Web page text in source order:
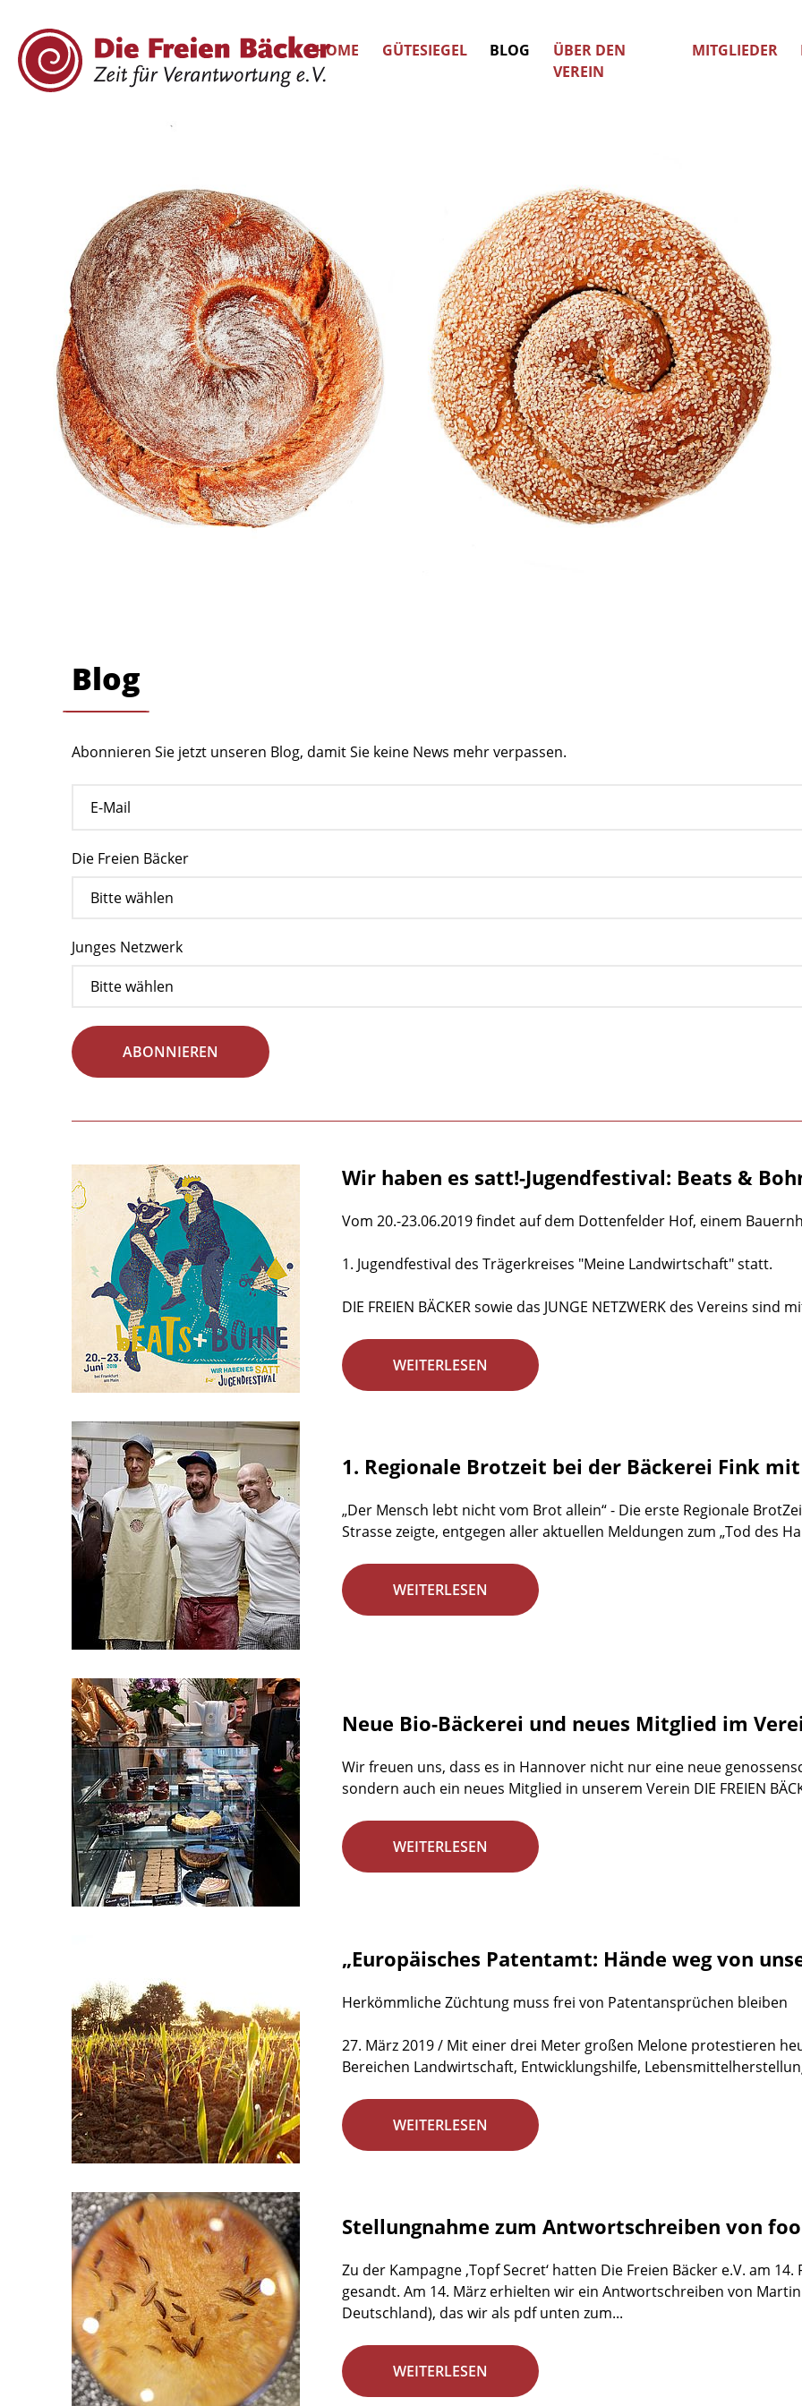
HOME GÜTESIEGEL BLOG
ÜBER DEN
VEREIN
MITGLIEDER
Blog
Abonnieren Sie jetzt unseren Blog, damit Sie keine News mehr verpassen.
Die Freien Bäcker
Junges Netzwerk
ABONNIEREN
Wir haben es satt!-Jugendfestival: Beats &
Vom 20.-23.06.2019 findet auf dem Dottenfelder Hof, einem
1. Jugendfestival des Trägerkreises "Meine Landwirtschaft" statt.
DIE FREIEN BÄCKER sowie das JUNGE NETZWERK des Vereins sind
WEITERLESEN
1. Regionale Brotzeit bei der Bäckerei Fink
„Der Mensch lebt nicht vom Brot allein“ - Die erste Regionale
Strasse zeigte, entgegen aller aktuellen Meldungen zum „Tod des
WEITERLESEN
Neue Bio-Bäckerei und neues Mitglied im
Wir freuen uns, dass es in Hannover nicht nur eine neue
sondern auch ein neues Mitglied in unserem Verein DIE FREIEN
WEITERLESEN
„Europäisches Patentamt: Hände weg von
Herkömmliche Züchtung muss frei von Patentansprüchen bleiben
27. März 2019 / Mit einer drei Meter großen Melone protestieren
Bereichen Landwirtschaft, Entwicklungshilfe,
WEITERLESEN
Stellungnahme zum Antwortschreiben von
Zu der Kampagne ‚Topf Secret‘ hatten Die Freien Bäcker e.V. am
gesandt. Am 14. März erhielten wir ein Antwortschreiben von
Deutschland), das wir als pdf unten zum...
WEITERLESEN